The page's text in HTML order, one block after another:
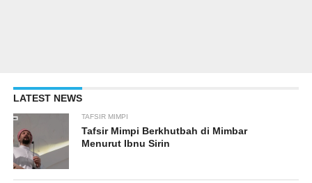
LATEST NEWS
TAFSIR MIMPI
Tafsir Mimpi Berkhutbah di Mimbar
Menurut Ibnu Sirin